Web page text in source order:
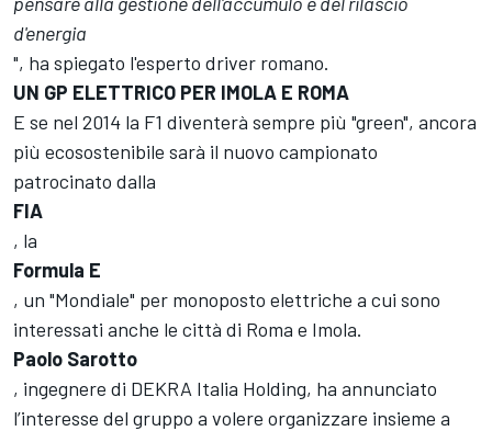
d'energia
", ha spiegato l'esperto driver romano.
UN GP ELETTRICO PER IMOLA E ROMA
E se nel 2014 la F1 diventerà sempre più "green", ancora
più ecosostenibile sarà il nuovo campionato
patrocinato dalla
FIA
, la
Formula E
, un "Mondiale" per monoposto elettriche a cui sono
interessati anche le città di Roma e Imola.
Paolo Sarotto
, ingegnere di DEKRA Italia Holding, ha annunciato
l’interesse del gruppo a volere organizzare insieme a